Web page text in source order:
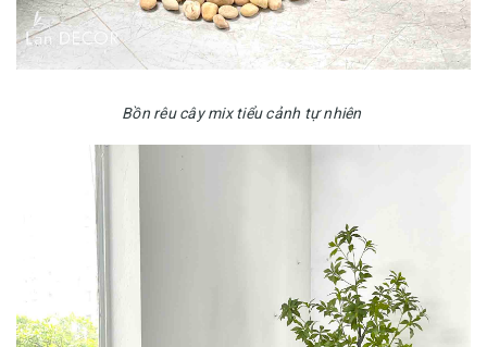
Bồn rêu cây mix tiểu cảnh tự nhiên